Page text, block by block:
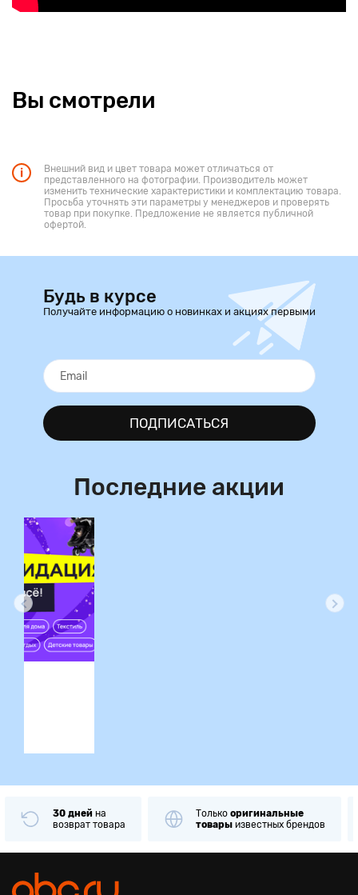
Вы смотрели
Внешний вид и цвет товара может отличаться от
представленного на фотографии. Производитель может
изменить технические характеристики и комплектацию товара.
Просьба уточнять эти параметры у менеджеров и проверять
товар при покупке. Предложение не является публичной
офертой.
Будь в курсе
Получайте информацию о новинках и акциях первыми
ПОДПИСАТЬСЯ
Последние акции
30 дней на
возврат товара
Только оригинальные
товары известных брендов